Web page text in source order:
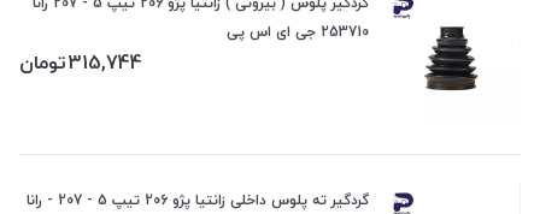
253710 جی ای اس پی
315,744تومان
گردگیر ته پلوس داخلی زانتیا پژو 206 تیپ 5 - 207 - رانا